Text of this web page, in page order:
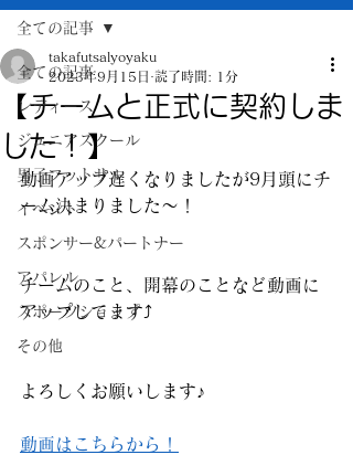
全ての記事
レディース
ジュニアスクール
男子フットサル
イベント
スポンサー&パートナー
アパレル
スポーツショップ
その他
全ての記事
【チームと正式に契約しま
した！】
takafutsalyoyaku
2023年9月15日 読了時間: 1分
動画アップ遅くなりましたが9月頭にチ
ーム決まりました〜！
チームのこと、開幕のことなど動画に
アップしてます⤴️
よろしくお願いします♪
動画はこちらから！